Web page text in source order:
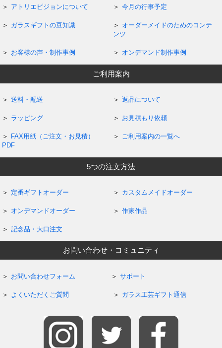
アトリエピジョンについて 今月の行事予定
ガラスギフトの豆知識
オーダーメイドのためのコンテ
ンツ
お客様の声・制作事例 オンデマンド制作事例
ご利用案内
送料・配送 返品について
ラッピング お見積もり依頼
FAX用紙（ご注文・お見積）
PDF
ご利用案内の一覧へ
5つの注文方法
定番ギフトオーダー カスタムメイドオーダー
オンデマンドオーダー 作家作品
記念品・大口注文
お問い合わせ・コミュニティ
お問い合わせフォーム サポート
よくいただくご質問 ガラス工芸ギフト通信